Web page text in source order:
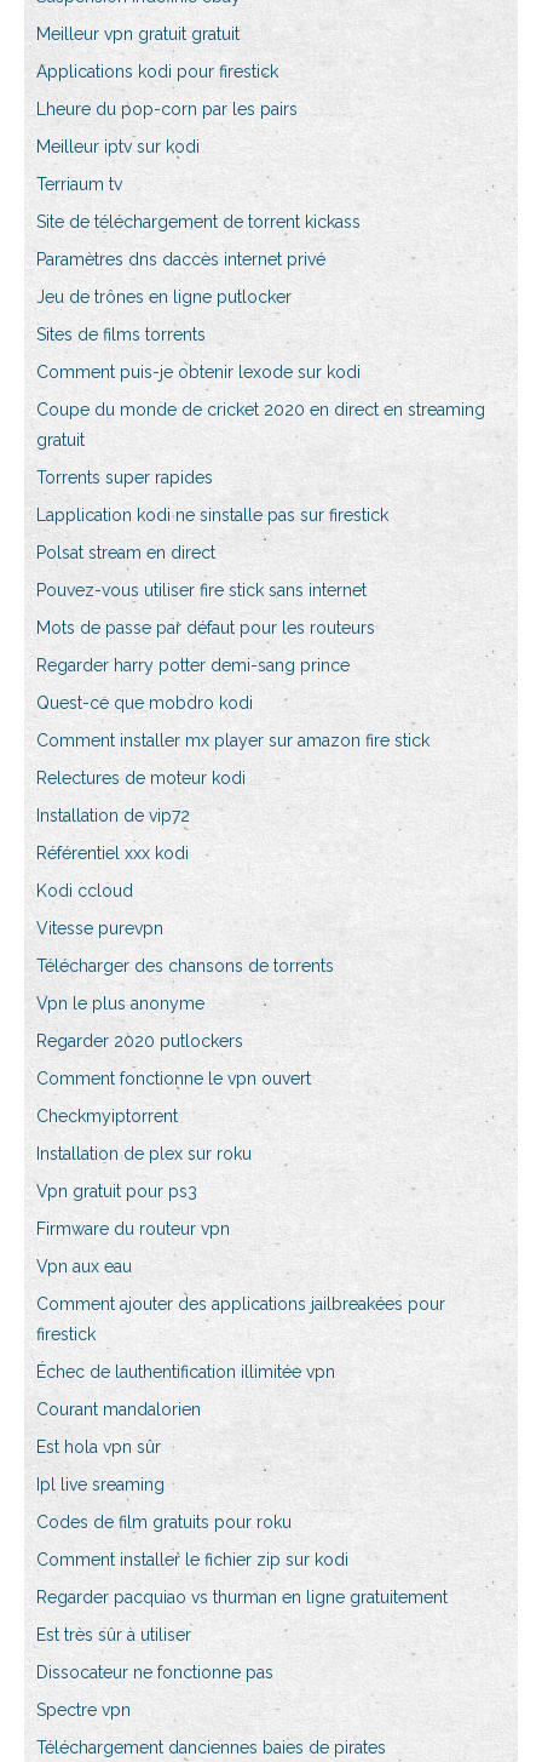
Meilleur vpn gratuit gratuit
Applications kodi pour firestick
Lheure du pop-corn par les pairs
Meilleur iptv sur kodi
Terriaum tv
Site de téléchargement de torrent kickass
Paramètres dns daccès internet privé
Jeu de trônes en ligne putlocker
Sites de films torrents
Comment puis-je obtenir lexode sur kodi
Coupe du monde de cricket 2020 en direct en streaming
gratuit
Torrents super rapides
Lapplication kodi ne sinstalle pas sur firestick
Polsat stream en direct
Pouvez-vous utiliser fire stick sans internet
Mots de passe par défaut pour les routeurs
Regarder harry potter demi-sang prince
Quest-ce que mobdro kodi
Comment installer mx player sur amazon fire stick
Relectures de moteur kodi
Installation de vip72
Référentiel xxx kodi
Kodi ccloud
Vitesse purevpn
Télécharger des chansons de torrents
Vpn le plus anonyme
Regarder 2020 putlockers
Comment fonctionne le vpn ouvert
Checkmyiptorrent
Installation de plex sur roku
Vpn gratuit pour ps3
Firmware du routeur vpn
Vpn aux eau
Comment ajouter des applications jailbreakées pour
firestick
Échec de lauthentification illimitée vpn
Courant mandalorien
Est hola vpn sûr
Ipl live sreaming
Codes de film gratuits pour roku
Comment installer le fichier zip sur kodi
Regarder pacquiao vs thurman en ligne gratuitement
Est très sûr à utiliser
Dissocateur ne fonctionne pas
Spectre vpn
Téléchargement danciennes baies de pirates